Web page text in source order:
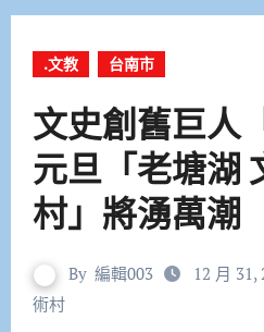
.文教 台南市
文史創舊巨人
元旦「老塘湖
村」將湧萬潮
By 編輯003 12 月 31,
術村